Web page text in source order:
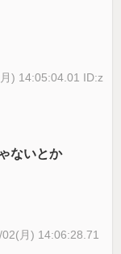
) 14:05:04.01 ID:z
ないとか
月) 14:06:28.71